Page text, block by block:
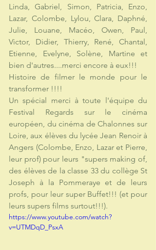
Linda, Gabriel, Simon, Patricia, Enzo,
Lazar, Colombe, Lylou, Clara, Daphné,
Julie, Louane, Macéo, Owen, Paul,
Victor, Didier, Thierry, René, Chantal,
Etienne, Evelyne, Solène, Martine et
bien d'autres....merci encore à eux!!!
Histoire de filmer le monde pour le
transformer !!!!
Un spécial merci à toute l'équipe du
Festival Regards sur le cinéma
européen, du cinéma de Chalonnes sur
Loire, aux élèves du lycée Jean Renoir à
Angers (Colombe, Enzo, Lazar et Pierre,
leur prof) pour leurs "supers making of,
des élèves de la classe 33 du collège St
Joseph à la Pommeraye et de leurs
profs, pour leur super Buffet!!! (et pour
leurs supers films surtout!!!).
https://www.youtube.com/watch?
v=UTMDqD_PsxA